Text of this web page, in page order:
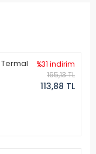
Termal
%31 indirim
165,13 TL
113,88 TL